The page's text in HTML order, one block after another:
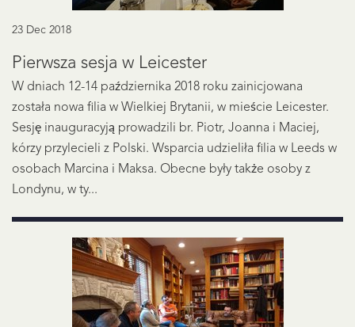
23 Dec 2018
Pierwsza sesja w Leicester
W dniach 12-14 października 2018 roku zainicjowana
została nowa filia w Wielkiej Brytanii, w mieście Leicester.
Sesję inauguracyją prowadzili br. Piotr, Joanna i Maciej,
kórzy przylecieli z Polski. Wsparcia udzieliła filia w Leeds w
osobach Marcina i Maksa. Obecne były także osoby z
Londynu, w ty...